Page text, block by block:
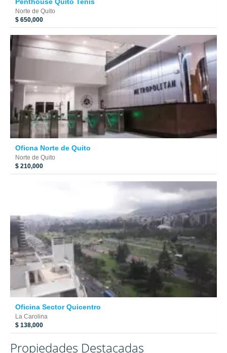
Norte de Quito
$ 650,000
Oficna Norte de Quito
Norte de Quito
$ 210,000
Oficina Sector Quicentro
La Carolina
$ 138,000
Propiedades Destacadas